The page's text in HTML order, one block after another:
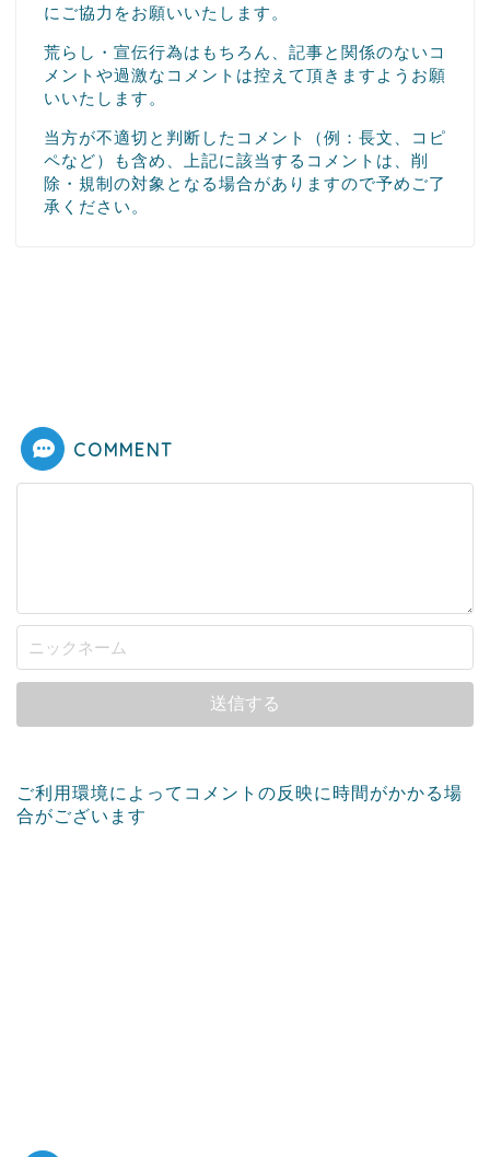
にご協力をお願いいたします。
荒らし・宣伝行為はもちろん、記事と関係のないコ
メントや過激なコメントは控えて頂きますようお願
いいたします。
当方が不適切と判断したコメント（例：長文、コピ
ペなど）も含め、上記に該当するコメントは、削
除・規制の対象となる場合がありますので予めご了
承ください。
COMMENT
ご利用環境によってコメントの反映に時間がかかる場
合がございます